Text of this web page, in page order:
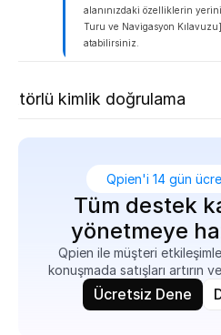
alanınızdaki özelliklerin
Turu ve Navigasyon
atabilirsiniz.
kimlik doğrulama
Qpien'i 14 gün
Tüm destek
yönetmeye
Qpien ile müşteri
konuşmada satışları artırın
Ücretsiz Dene